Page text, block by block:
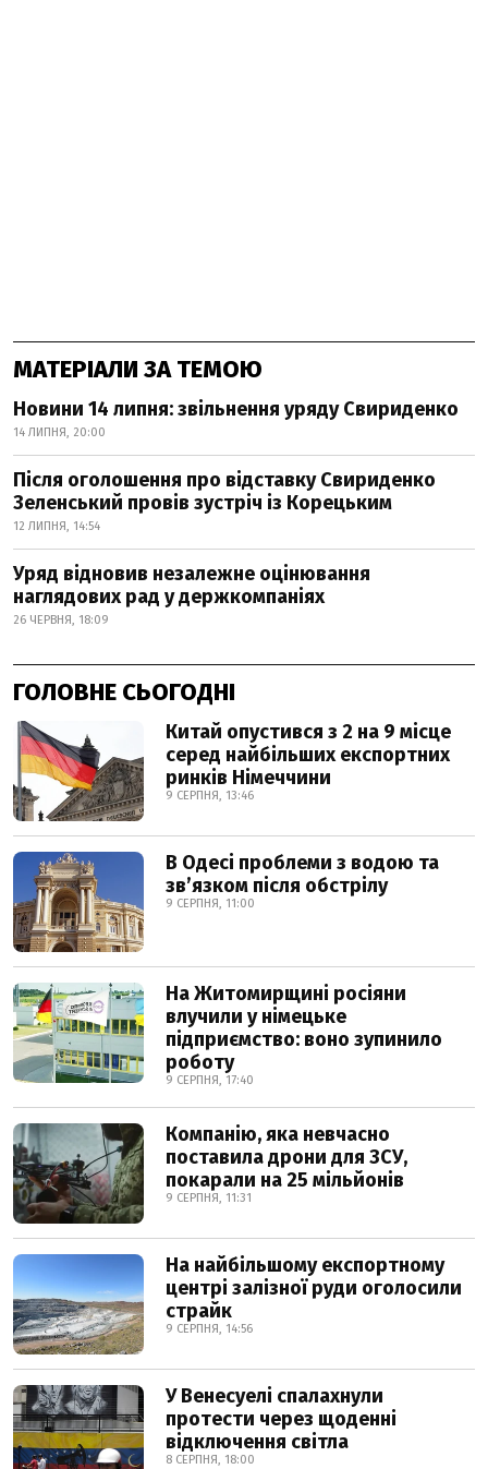
МАТЕРІАЛИ ЗА ТЕМОЮ
Новини 14 липня: звільнення уряду Свириденко
14 ЛИПНЯ, 20:00
Після оголошення про відставку Свириденко
Зеленський провів зустріч із Корецьким
12 ЛИПНЯ, 14:54
Уряд відновив незалежне оцінювання
наглядових рад у держкомпаніях
26 ЧЕРВНЯ, 18:09
ГОЛОВНЕ СЬОГОДНІ
Китай опустився з 2 на 9 місце
серед найбільших експортних
ринків Німеччини
9 СЕРПНЯ, 13:46
В Одесі проблеми з водою та
звʼязком після обстрілу
9 СЕРПНЯ, 11:00
На Житомирщині росіяни
влучили у німецьке
підприємство: воно зупинило
роботу
9 СЕРПНЯ, 17:40
Компанію, яка невчасно
поставила дрони для ЗСУ,
покарали на 25 мільйонів
9 СЕРПНЯ, 11:31
На найбільшому експортному
центрі залізної руди оголосили
страйк
9 СЕРПНЯ, 14:56
У Венесуелі спалахнули
протести через щоденні
відключення світла
8 СЕРПНЯ, 18:00